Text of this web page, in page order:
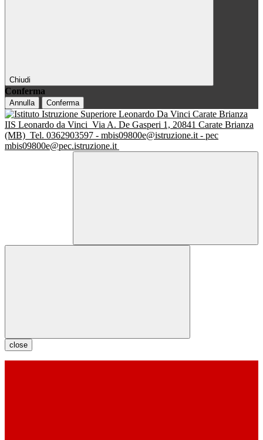
Chiudi
Conferma
Annulla Conferma
IIS Leonardo da Vinci Via A. De Gasperi 1, 20841 Carate Brianza
(MB) Tel. 0362903597 - mbis09800e@istruzione.it - pec
mbis09800e@pec.istruzione.it
close